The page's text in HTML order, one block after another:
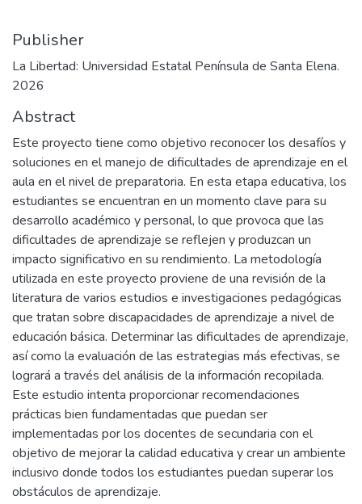
Publisher
La Libertad: Universidad Estatal Península de Santa Elena.
2026
Abstract
Este proyecto tiene como objetivo reconocer los desafíos y
soluciones en el manejo de dificultades de aprendizaje en el
aula en el nivel de preparatoria. En esta etapa educativa, los
estudiantes se encuentran en un momento clave para su
desarrollo académico y personal, lo que provoca que las
dificultades de aprendizaje se reflejen y produzcan un
impacto significativo en su rendimiento. La metodología
utilizada en este proyecto proviene de una revisión de la
literatura de varios estudios e investigaciones pedagógicas
que tratan sobre discapacidades de aprendizaje a nivel de
educación básica. Determinar las dificultades de aprendizaje,
así como la evaluación de las estrategias más efectivas, se
logrará a través del análisis de la información recopilada.
Este estudio intenta proporcionar recomendaciones
prácticas bien fundamentadas que puedan ser
implementadas por los docentes de secundaria con el
objetivo de mejorar la calidad educativa y crear un ambiente
inclusivo donde todos los estudiantes puedan superar los
obstáculos de aprendizaje.